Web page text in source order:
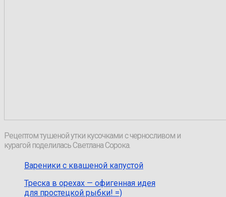
Рецептом тушеной утки кусочками с черносливом и
курагой поделилась Светлана Сорока.
Вареники с квашеной капустой
Треска в орехах — офигенная идея
для простецкой рыбки! =)